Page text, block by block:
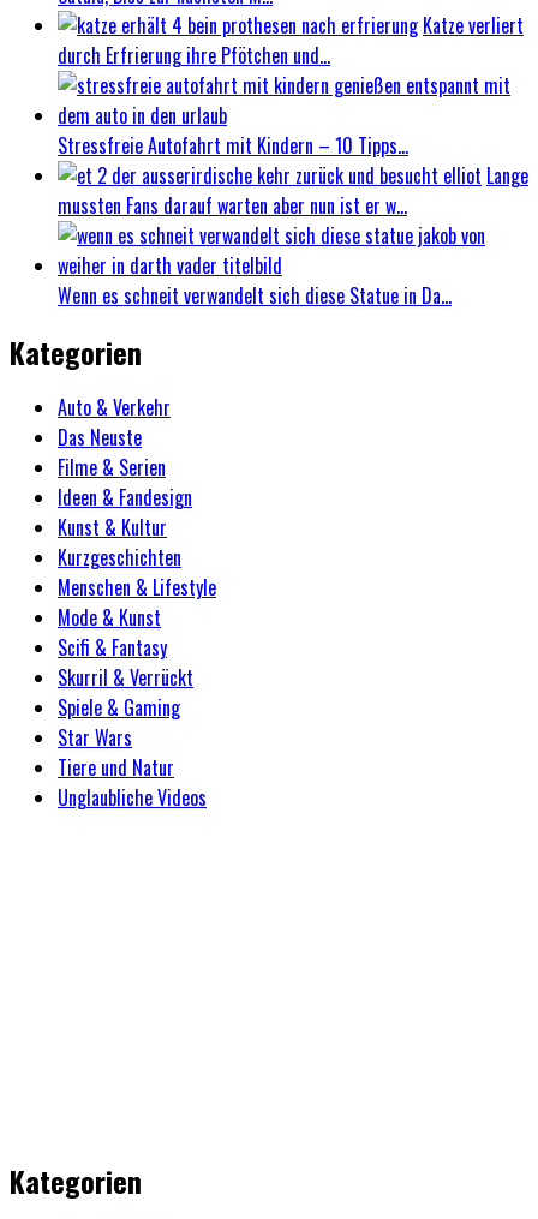
Katze verliert
durch Erfrierung ihre Pfötchen und...
Stressfreie Autofahrt mit Kindern – 10 Tipps...
Lange
mussten Fans darauf warten aber nun ist er w...
Wenn es schneit verwandelt sich diese Statue in Da...
Kategorien
Auto & Verkehr
Das Neuste
Filme & Serien
Ideen & Fandesign
Kunst & Kultur
Kurzgeschichten
Menschen & Lifestyle
Mode & Kunst
Scifi & Fantasy
Skurril & Verrückt
Spiele & Gaming
Star Wars
Tiere und Natur
Unglaubliche Videos
Kategorien